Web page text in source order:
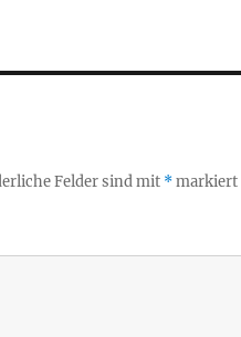
Felder sind mit *markiert